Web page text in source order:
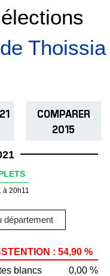
de Thoissia
COMPARER
2015
à 20h11
département
: 54,90 %
blancs
0,00 %